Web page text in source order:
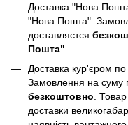
Доставка "Нова
"Нова Пошта".
доставляєтся
Пошта"
Доставка кур'єром по
Замовлення на суму
безкоштовно.
доставки